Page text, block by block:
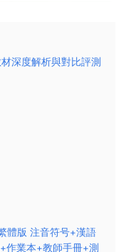
深度解析與對比評測​​
體版 注音符号+漢語
作業本+教師手冊+測